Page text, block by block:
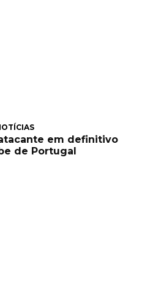
em definitivo
de Portugal